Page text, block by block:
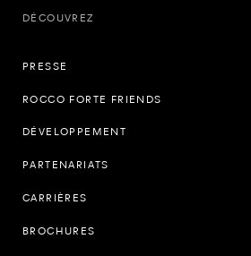
DÉCOUVREZ
PRESSE
ROCCO FORTE FRIENDS
DÉVELOPPEMENT
PARTENARIATS
CARRIÈRES
BROCHURES